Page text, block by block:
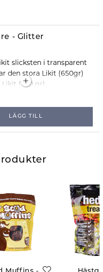
- Glitter
slicksten i transparent
den stora Likit (650gr)
(550 gr).
LÄGG TILL